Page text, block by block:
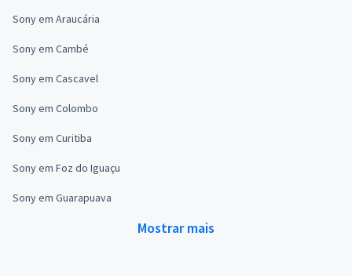
Sony em Araucária
Sony em Cambé
Sony em Cascavel
Sony em Colombo
Sony em Curitiba
Sony em Foz do Iguaçu
Sony em Guarapuava
Mostrar mais